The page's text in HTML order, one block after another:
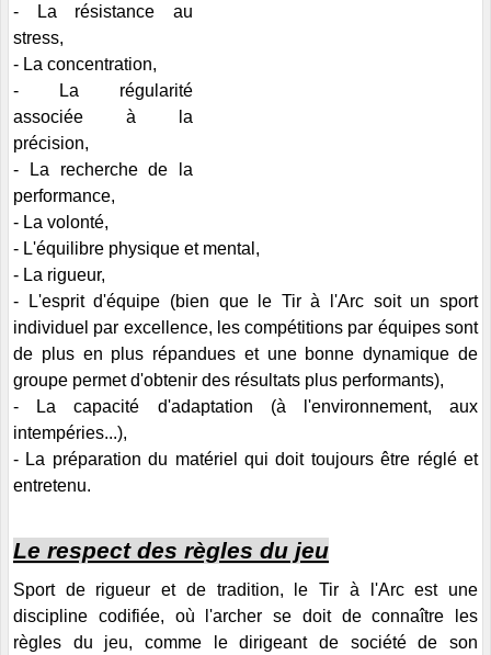
-
La résistance au
stress,
- La concentration,
- La régularité
associée à la
précision,
- La recherche de la
performance,
- La volonté,
- L'équilibre physique et mental,
- La rigueur,
- L'esprit d'équipe (bien que le Tir à l'Arc soit un sport
individuel par excellence, les compétitions par équipes sont
de plus en plus répandues et une bonne dynamique de
groupe permet d'obtenir des résultats plus performants),
- La capacité d'adaptation (à l'environnement, aux
intempéries...),
- La préparation du matériel qui doit toujours être réglé et
entretenu.
Le respect des règles du jeu
Sport de rigueur et de tradition, le Tir à l'Arc est une
discipline codifiée, où l'archer se doit de connaître les
règles du jeu, comme le dirigeant de société de son